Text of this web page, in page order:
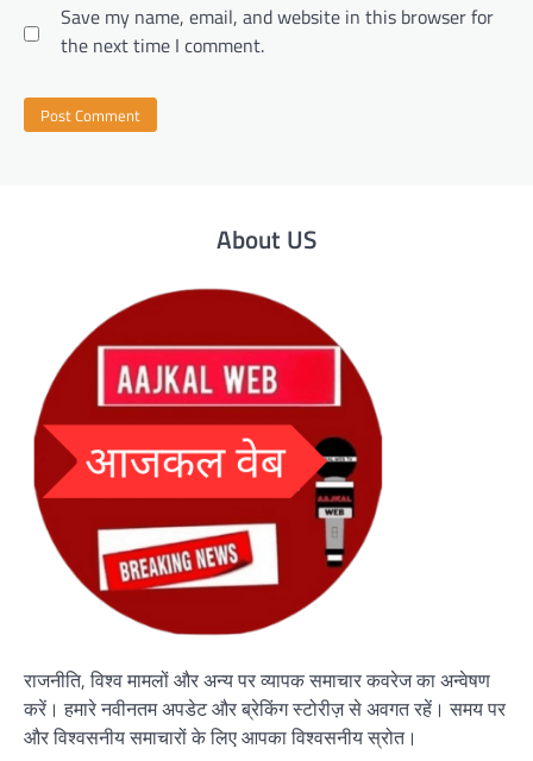
Save my name, email, and website in this browser for
the next time I comment.
About US
राजनीति, विश्व मामलों और अन्य पर व्यापक समाचार कवरेज का अन्वेषण
करें। हमारे नवीनतम अपडेट और ब्रेकिंग स्टोरीज़ से अवगत रहें। समय पर
और विश्वसनीय समाचारों के लिए आपका विश्वसनीय स्रोत।